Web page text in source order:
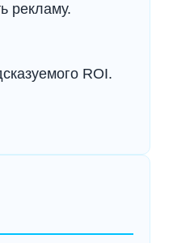
рекламу.
ROI.